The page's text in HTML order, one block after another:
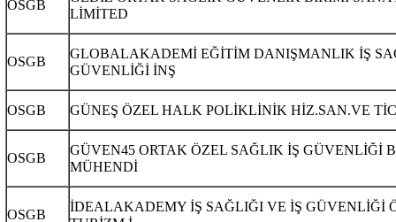
OSGB
LİMİTED
OSGB
GLOBALAKADEMİ EĞİTİM DANIŞMANLIK İŞ
GÜVENLİĞİ İNŞ
OSGB GÜNEŞ ÖZEL HALK POLİKLİNİK HİZ.SAN.VE
OSGB
GÜVEN45 ORTAK ÖZEL SAĞLIK İŞ GÜVENLİĞİ
MÜHENDİ
OSGB
İDEALAKADEMY İŞ SAĞLIĞI VE İŞ GÜVENLİĞİ